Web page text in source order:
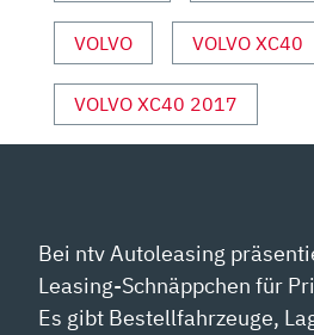
VON
YOUTUBE
ANZEIGEN
VOLVO VOLVO XC40
VOLVO XC40 2017
Bei ntv Autoleasing
Leasing-Schnäppchen für
Es gibt Bestellfahrzeuge,